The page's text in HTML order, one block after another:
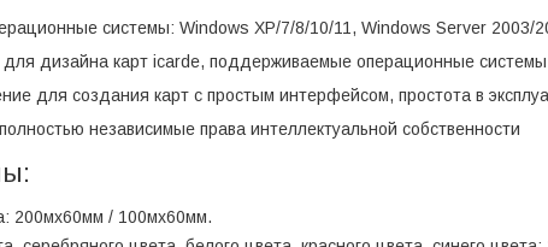
системы: Windows XP/7/8/10/11, Windows Server 2003/
дизайна карт icarde, поддерживаемые операционные системы
для создания карт с простым интерфейсом, простота в
независимые права интеллектуальной собственности
200мх60мм / 100мх60мм.